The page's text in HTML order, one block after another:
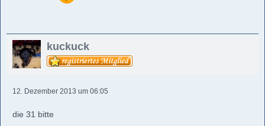
kuckuck
12. Dezember 2013 um 06:05
die 31 bitte